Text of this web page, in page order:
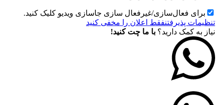
برای فعال‌سازی/غیرفعال سازی جاسازی ویدیو کلیک کنید.
تنظیمات پذیرفتنفقط اعلان را مخفی کنید
نیاز به کمک دارید؟ با ما چت کنید!